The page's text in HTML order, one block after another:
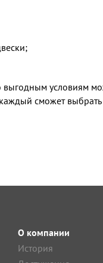
выгодным условиям
сможет
О компании
История